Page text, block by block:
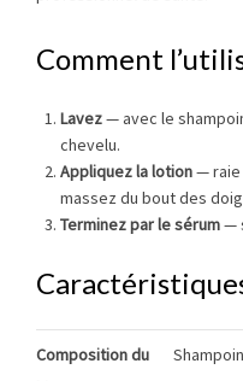
Comment
Lavez— avec le
chevelu.
Appliquez la lotion— raie
massez du bout des
Terminez par le sérum—
Composition du